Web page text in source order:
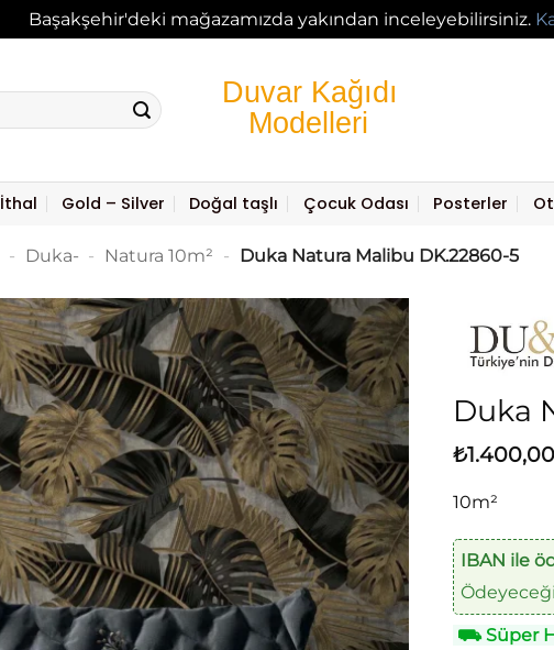
Başakşehir'deki mağazamızda yakından inceleyebilirsiniz.
İthal Gold – Silver Doğal taşlı Çocuk Odası Posterler
- Duka- - Natura 10m² - Duka Natura Malibu DK.22860-5
Duka
₺1.400,00
10m²
IBAN ile
⛟Süper